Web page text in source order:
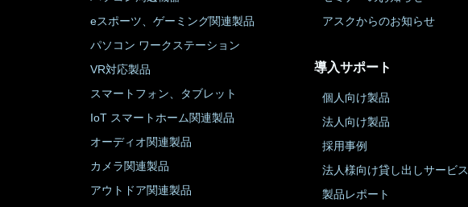
eスポーツ、ゲーミング関連製品
パソコン ワークステーション
VR対応製品
スマートフォン、タブレット
IoT スマートホーム関連製品
オーディオ関連製品
カメラ関連製品
アウトドア関連製品
アスクからのお知らせ
導入サポート
個人向け製品
法人向け製品
採用事例
法人様向け貸し出しサービス
製品レポート